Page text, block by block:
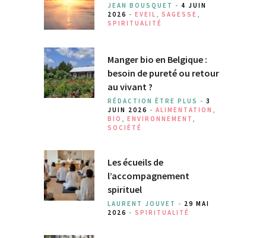
JEAN BOUSQUET - 4 JUIN
2026 - EVEIL , SAGESSE ,
SPIRITUALITÉ
Manger bio en Belgique :
besoin de pureté ou retour
au vivant ?
RÉDACTION ÊTRE PLUS - 3
JUIN 2026 - ALIMENTATION ,
BIO , ENVIRONNEMENT ,
SOCIÉTÉ
Les écueils de
l’accompagnement
spirituel
LAURENT JOUVET - 29 MAI
2026 - SPIRITUALITÉ